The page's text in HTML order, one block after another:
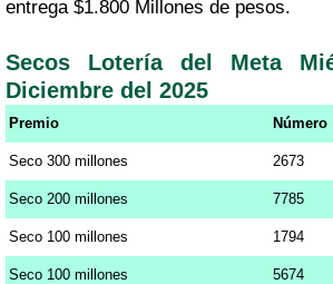
entrega $1.800 Millones de pesos.
Secos Lotería del Meta
Diciembre del 2025
Premio Número
Seco 300 millones 2673
Seco 200 millones 7785
Seco 100 millones 1794
Seco 100 millones 5674